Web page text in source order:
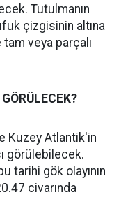
Tutulmanın
çizgisinin altına
veya parçalı
Kuzey Atlantik'in
görülebilecek.
tarihi gök olayının
civarında